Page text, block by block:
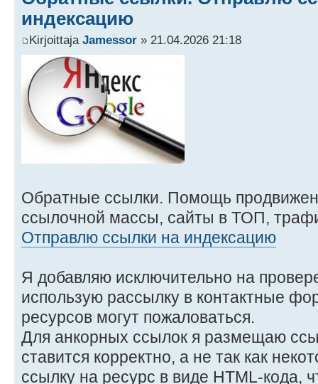
индексацию
Kirjoittaja Jamessor » 21.04.2026 21:18
Обратные ссылки. Помощь
ссылочной массы, сайты в ТОП,
Отправлю ссылки на индексацию
Я добавляю исключительно на
использую рассылку в контактные
ресурсов могут пожаловаться.
Для анкорных ссылок я размещаю
ставится корректно, а не так как
ссылку на ресурс в виде HTML-кода,